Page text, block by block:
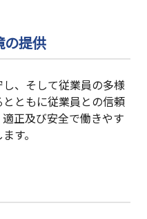
の提供
、そして従業員の多様
ともに従業員との信頼
正及び安全で働きやす
す。